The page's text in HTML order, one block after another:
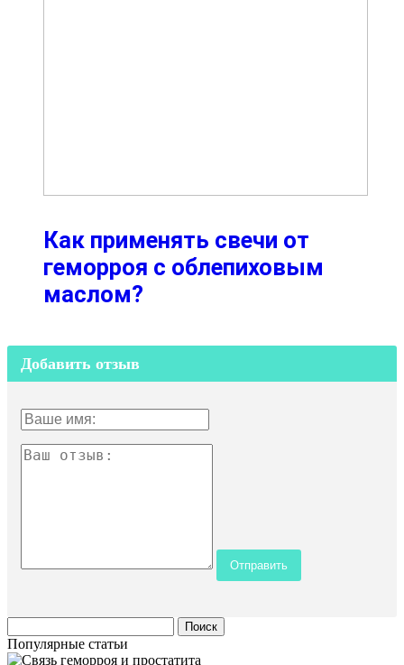
Как применять свечи от
геморроя с облепиховым
маслом?
Добавить отзыв
Популярные статьи